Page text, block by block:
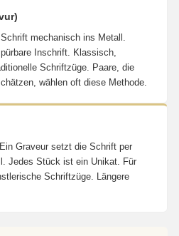
mechanisch ins Metall.
Inschrift. Klassisch,
Schriftzüge. Paare, die
wählen oft diese Methode.
Graveur setzt die Schrift per
Jedes Stück ist ein Unikat. Für
Schriftzüge. Längere